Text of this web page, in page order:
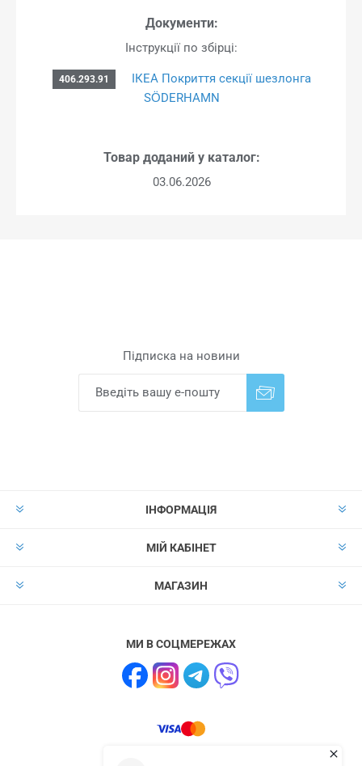
Документи:
Інструкції по збірці:
406.293.91
ІКЕА Покриття секції шезлонга
SÖDERHAMN
Товар доданий у каталог:
03.06.2026
Підписка на новини
ІНФОРМАЦІЯ
МІЙ КАБІНЕТ
МАГАЗИН
МИ В СОЦМЕРЕЖАХ